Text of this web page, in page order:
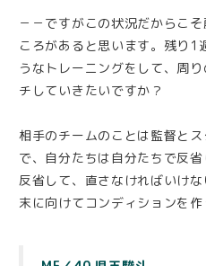
－－ですがこの状況だからこ
ころがあると思います。残り1
うなトレーニングをして、周
チしていきたいですか？
相手のチームのことは監督と
で、自分たちは自分たちで反
反省して、直さなければいけ
末に向けてコンディションを作